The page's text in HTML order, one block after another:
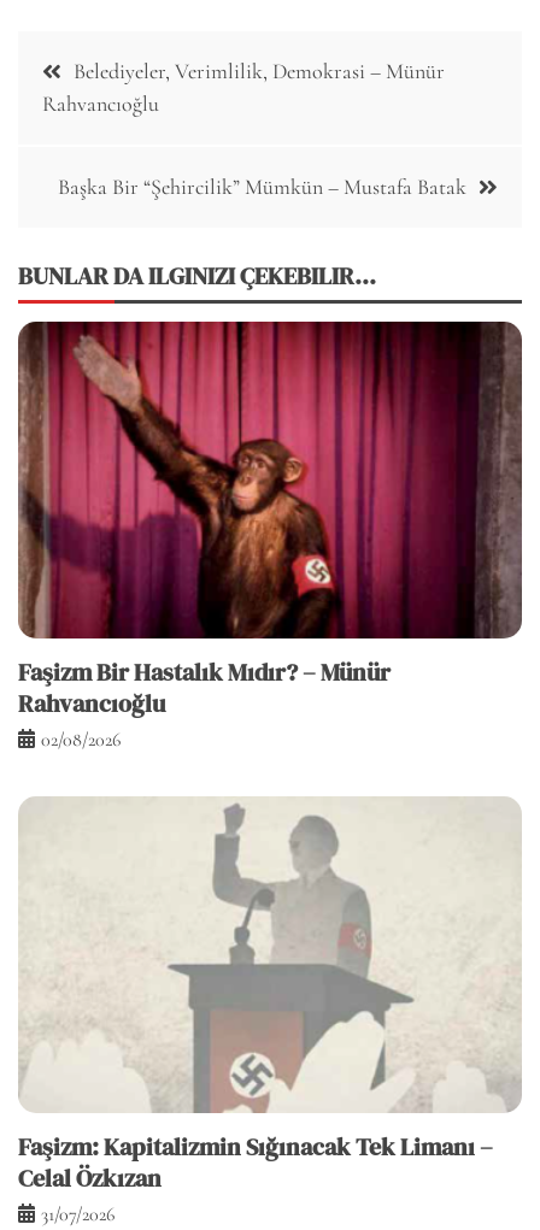
Post
navigation
Belediyeler, Verimlilik, Demokrasi – Münür
Rahvancıoğlu
Başka Bir “Şehircilik” Mümkün – Mustafa Batak
BUNLAR DA ILGINIZI ÇEKEBILIR...
Faşizm Bir Hastalık Mıdır? – Münür
Rahvancıoğlu
02/08/2026
Faşizm: Kapitalizmin Sığınacak Tek Limanı –
Celal Özkızan
31/07/2026